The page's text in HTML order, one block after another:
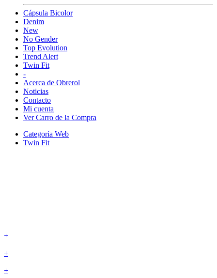
Cápsula Bicolor
Denim
New
No Gender
Top Evolution
Trend Alert
Twin Fit
-
Acerca de Obrerol
Noticias
Contacto
Mi cuenta
Ver Carro de la Compra
Categoría Web
Twin Fit
+
+
+